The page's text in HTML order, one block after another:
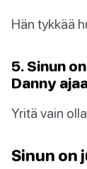
Hän tykkää
5. Sinun
Danny
Yritä vain
Sinun on